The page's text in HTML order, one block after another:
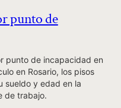
punto de
punto de incapacidad en
en Rosario, los pisos
sueldo y edad en la
de trabajo.